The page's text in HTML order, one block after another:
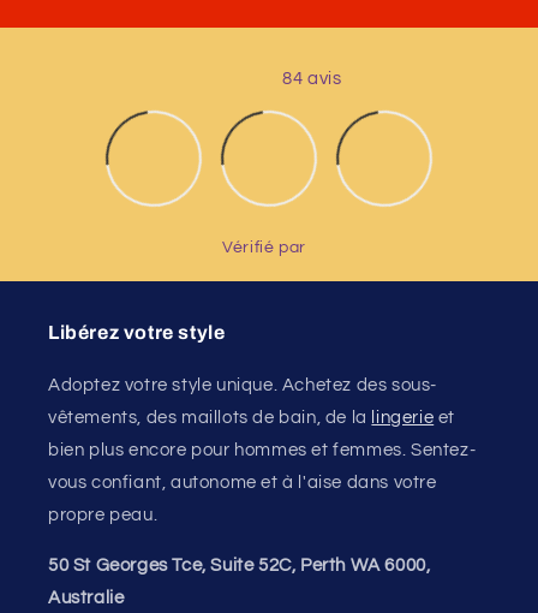
84 avis
Vérifié par
Libérez votre style
Adoptez votre style unique. Achetez des sous-
vêtements, des maillots de bain, de la
lingerie et
bien plus encore pour hommes et femmes. Sentez-
vous confiant, autonome et à l'aise dans votre
propre peau.
50 St Georges Tce, Suite 52C, Perth WA 6000,
Australie